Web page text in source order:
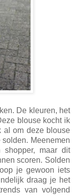
De kleuren, het
blouse kocht ik
al om deze blouse
Meenemen
maar dit
scoren. Solden
je gewoon iets
draag je het
van volgend